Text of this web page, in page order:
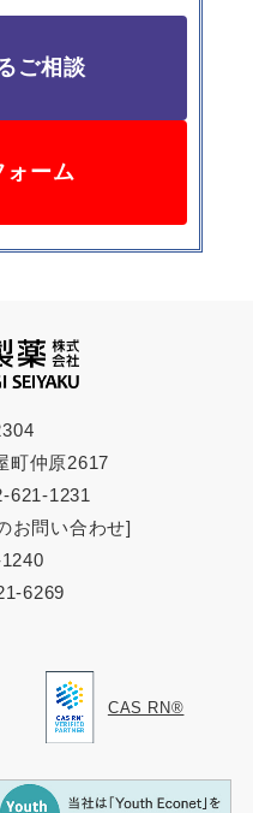
ご相談
ォーム
町仲原2617
621-1231
お問い合わせ]
6269
CAS RN®